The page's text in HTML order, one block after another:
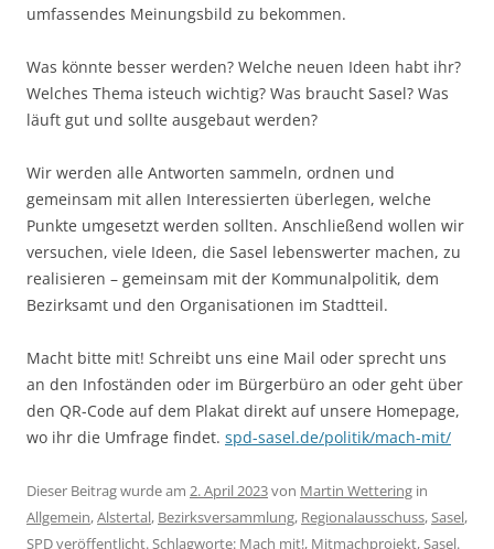
umfassendes Meinungsbild zu bekommen.
Was könnte besser werden? Welche neuen Ideen habt ihr?
Welches Thema isteuch wichtig? Was braucht Sasel? Was
läuft gut und sollte ausgebaut werden?
Wir werden alle Antworten sammeln, ordnen und
gemeinsam mit allen Interessierten überlegen, welche
Punkte umgesetzt werden sollten. Anschließend wollen wir
versuchen, viele Ideen, die Sasel lebenswerter machen, zu
realisieren – gemeinsam mit der Kommunalpolitik, dem
Bezirksamt und den Organisationen im Stadtteil.
Macht bitte mit! Schreibt uns eine Mail oder sprecht uns
an den Infoständen oder im Bürgerbüro an oder geht über
den QR-Code auf dem Plakat direkt auf unsere Homepage,
wo ihr die Umfrage findet. spd-sasel.de/politik/mach-mit/
Dieser Beitrag wurde am 2. April 2023von Martin Wettering in
Allgemein,Alstertal, Bezirksversammlung, Regionalausschuss,Sasel,
SPDveröffentlicht. Schlagworte: Mach mit!, Mitmachprojekt,Sasel.